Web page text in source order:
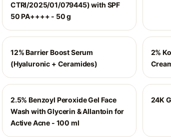
CTRI/2025/01/079445) with SPF
50 PA++++ - 50 g
12% Barrier Boost Serum
(Hyaluronic + Ceramides)
2%
2.5% Benzoyl Peroxide Gel Face
Wash with Glycerin & Allantoin for
Active Acne - 100 ml
24K